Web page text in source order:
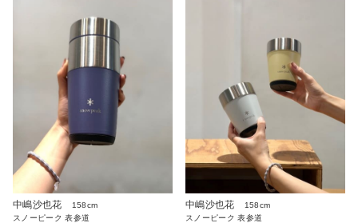
中嶋沙也花
158cm
スノーピーク 表参道
中嶋沙也花
158cm
スノーピーク 表参道